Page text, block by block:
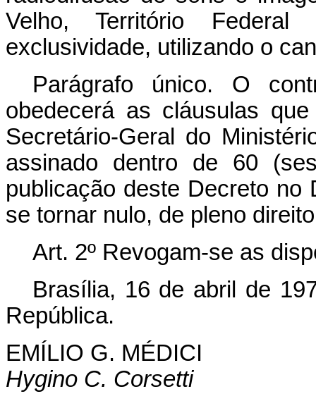
Velho, Território
exclusividade, utilizando o
Parágrafo único. O
obedecerá as cláusulas
Secretário-Geral do
assinado dentro de 60
publicação deste Decreto no
se tornar nulo, de pleno
Art. 2º Revogam-se as
Brasília, 16 de abril de
República.
EMÍLIO G. MÉDICI
Hygino C. Corsetti